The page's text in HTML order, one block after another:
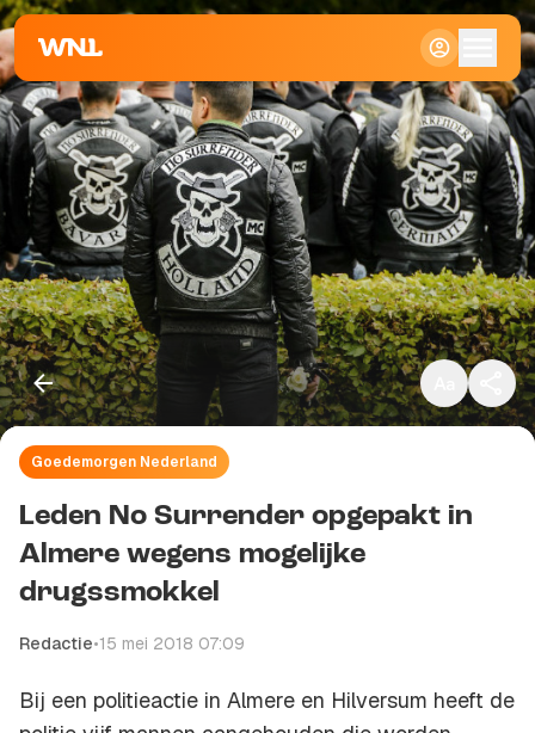
Klein
Standaard
Groot
Goedemorgen Nederland
Leden No Surrender opgepakt in
Almere wegens mogelijke
drugssmokkel
Redactie•15 mei 2018 07:09
Bij een politieactie in Almere en Hilversum heeft de